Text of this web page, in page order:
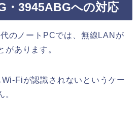
・3945ABGへの対応
のノートPCでは、無線LANが
があります。
Fiが認識されないというケー
。